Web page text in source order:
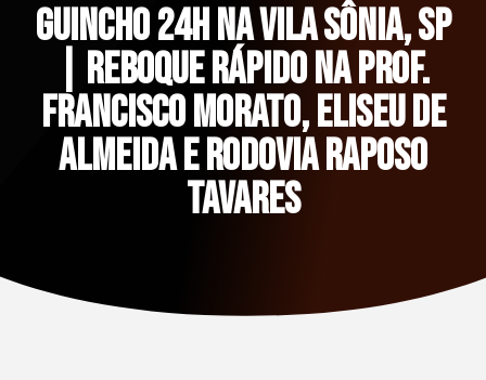
GUINCHO 24H NA VILA SÔNIA, SP
| REBOQUE RÁPIDO NA PROF.
FRANCISCO MORATO, ELISEU DE
ALMEIDA E RODOVIA RAPOSO
TAVARES